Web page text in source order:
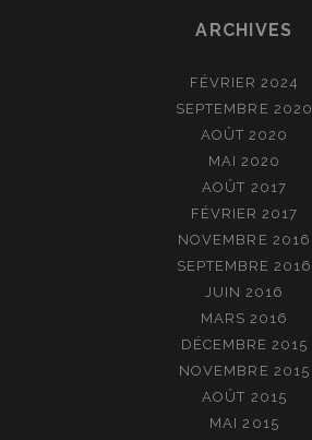
ARCHIVES
FÉVRIER 2024
SEPTEMBRE 2020
AOÛT 2020
MAI 2020
AOÛT 2017
FÉVRIER 2017
NOVEMBRE 2016
SEPTEMBRE 2016
JUIN 2016
MARS 2016
DÉCEMBRE 2015
NOVEMBRE 2015
AOÛT 2015
MAI 2015